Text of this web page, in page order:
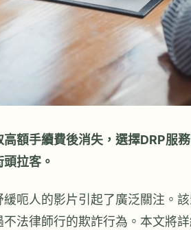
額手續費後消失，選擇DRP服
拉客。
呃人的影片引起了廣泛關注。
法律師行的欺詐行為。本文將